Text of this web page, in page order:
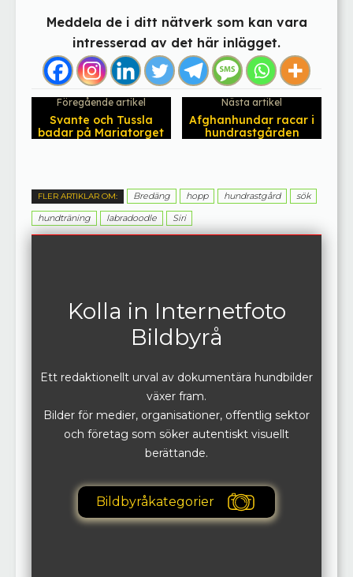
Meddela de i ditt nätverk som kan vara
intresserad av det här inlägget.
Föregående artikel
Svante och Tussla
badar på Mariatorget
Nästa artikel
Afghanhundar racar i
hundrastgården
FLER ARTIKLAR OM: Bredäng hopp hundrastgård
sök
hundträning
labradoodle Siri
Kolla in Internetfoto
Bildbyrå
Ett redaktionellt urval av dokumentära hundbilder
växer fram.
Bilder för medier, organisationer, offentlig sektor
och företag som söker autentiskt visuellt
berättande.
Bildbyråkategorier